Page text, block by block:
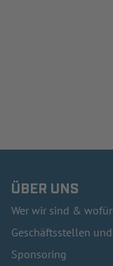
ÜBER UNS
Wer wir sind &
Geschäftsstellen
Sponsoring